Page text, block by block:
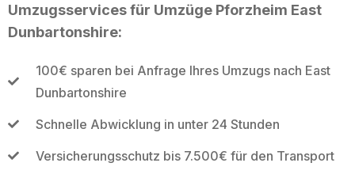
Umzugsservices für Umzüge Pforzheim East
Dunbartonshire:
100€ sparen bei Anfrage Ihres Umzugs nach East
Dunbartonshire
Schnelle Abwicklung in unter 24 Stunden
Versicherungsschutz bis 7.500€ für den Transport